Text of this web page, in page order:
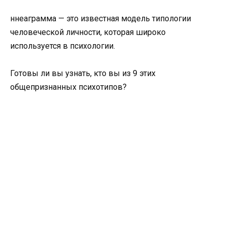
ннеаграмма — это известная модель типологии
человеческой личности, которая широко
используется в психологии.
Готовы ли вы узнать, кто вы из 9 этих
общепризнанных психотипов?